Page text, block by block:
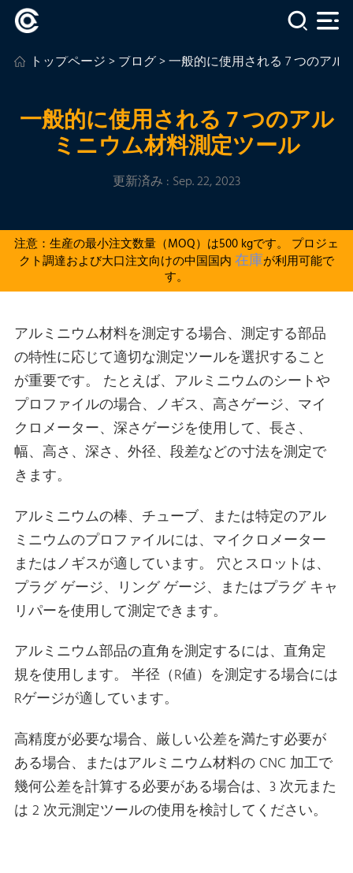
トップページ>ブログ> 一般的に使用される 7 つのアル
一般的に使用される 7 つのアル
ミニウム材料測定ツール
更新済み : Sep. 22, 2023
注意：生産の最小注文数量（MOQ）は500 kgです。 プロジェ
クト調達および大口注文向けの中国国内 在庫が利用可能で
す。
アルミニウム材料を測定する場合、測定する部品
の特性に応じて適切な測定ツールを選択すること
が重要です。 たとえば、アルミニウムのシートや
プロファイルの場合、ノギス、高さゲージ、マイ
クロメーター、深さゲージを使用して、長さ、
幅、高さ、深さ、外径、段差などの寸法を測定で
きます。
アルミニウムの棒、チューブ、または特定のアル
ミニウムのプロファイルには、マイクロメーター
またはノギスが適しています。 穴とスロットは、
プラグ ゲージ、リング ゲージ、またはプラグ キャ
リパーを使用して測定できます。
アルミニウム部品の直角を測定するには、直角定
規を使用します。 半径（R値）を測定する場合には
Rゲージが適しています。
高精度が必要な場合、厳しい公差を満たす必要が
ある場合、またはアルミニウム材料の CNC 加工で
幾何公差を計算する必要がある場合は、3 次元また
は 2 次元測定ツールの使用を検討してください。